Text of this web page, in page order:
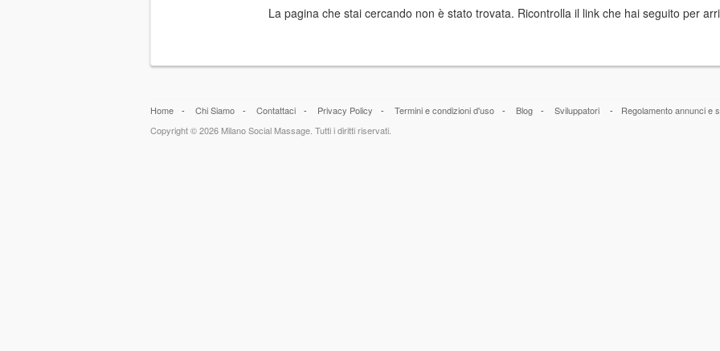
La pagina che stai cercando non è stato trovata. Ricontrolla il link che hai seguito per
Home - Chi Siamo - Contattaci - Privacy Policy - Termini e condizioni d'uso - Blog - Sviluppatori - Regolamento annunci e
Copyright © 2026 Milano Social Massage. Tutti i diritti riservati.